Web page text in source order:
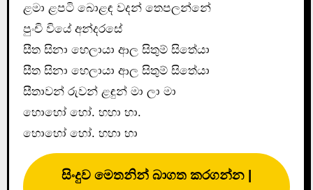
ළමා ළපටි බොළඳ වදන් තෙපලන්නේ
පුංචි වියේ අන්දරසේ
සීත සිනා හෙලායා ආල සිතුම් සිතේයා
සීත සිනා හෙලායා ආල සිතුම් සිතේයා
සීතාවන් රුවන් ළඳුන් මා ලා මා
හොහෝ හෝ. හහා හා.
හොහෝ හෝ. හහා හා
සිංදුව මෙතනින් බාගත කරගන්න |